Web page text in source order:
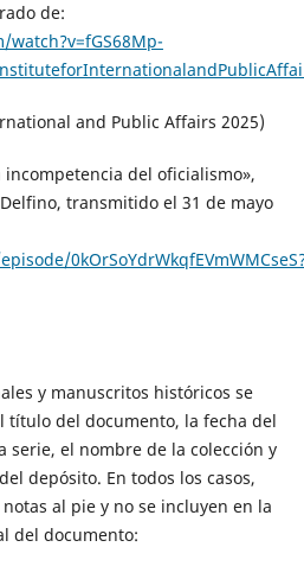
de:
and Public Affairs 2025)
incompetencia del oficialismo»,
transmitido el 31 de mayo
y manuscritos históricos se
título del documento, la fecha del
serie, el nombre de la colección y
depósito. En todos los casos,
al pie y no se incluyen en la
del documento: